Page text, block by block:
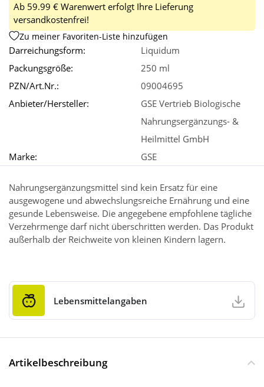
Ab 59.99 € Warenwert erfolgt Ihre Lieferung
versandkostenfrei!
Zu meiner Favoriten-Liste hinzufügen
Darreichungsform:
Liquidum
Packungsgröße:
250 ml
PZN/Art.Nr.:
09004695
Anbieter/Hersteller:
GSE Vertrieb Biologische
Nahrungsergänzungs- &
Heilmittel GmbH
Marke:
GSE
Nahrungsergänzungsmittel sind kein Ersatz für eine
ausgewogene und abwechslungsreiche Ernährung und eine
gesunde Lebensweise. Die angegebene empfohlene tägliche
Verzehrmenge darf nicht überschritten werden. Das Produkt
außerhalb der Reichweite von kleinen Kindern lagern.
Lebensmittelangaben
Artikelbeschreibung